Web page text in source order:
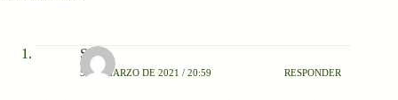
Slara
5 DE MARZO DE 2021 / 20:59 RESPONDER